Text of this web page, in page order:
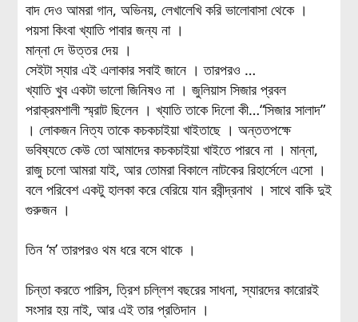
বাদ দেও আমরা গান, অভিনয়, লেখালেখি করি ভালোবাসা থেকে ।
পয়সা কিংবা খ্যাতি পাবার জন্য না ।
মান্না দে উত্তর দেয় ।
সেইটা স্যার এই এলাকার সবাই জানে । তারপরও …
খ্যাতি খুব একটা ভালো জিনিষও না । জুলিয়াস সিজার প্রবল
পরাক্রমশালী স্ম্রাট ছিলেন । খ্যাতি তাকে দিলো কী…“সিজার সালাদ”
। লোকজন নিত্য তাকে কচকচাইয়া খাইতাছে । অন্ততপক্ষে
ভবিষ্যতে কেউ তো আমাদের কচকচাইয়া খাইতে পারবে না । মান্না,
রাজু চলো আমরা যাই, আর তোমরা বিকালে নাটকের রিহার্সেলে এসো ।
বলে পরিবেশ একটু হালকা করে বেরিয়ে যান রবীন্দ্রনাথ । সাথে বাকি দুই
গুরুজন ।
তিন ‘ম’ তারপরও থম ধরে বসে থাকে ।
চিন্তা করতে পারিস, ত্রিশ চল্লিশ বছরের সাধনা, স্যারদের কারোরই
সংসার হয় নাই, আর এই তার প্রতিদান ।